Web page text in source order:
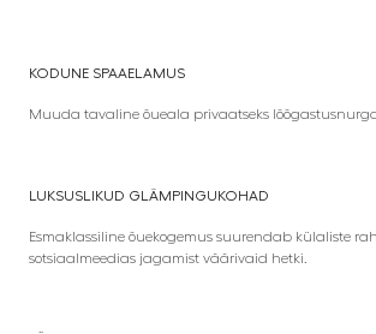
KODUNE SPAAELAMUS
Muuda tavaline õueala privaatseks
LUKSUSLIKUD GLÄMPINGUKOHAD
Esmaklassiline õuekogemus suurendab külaliste
sotsiaalmeedias jagamist väärivaid hetki.